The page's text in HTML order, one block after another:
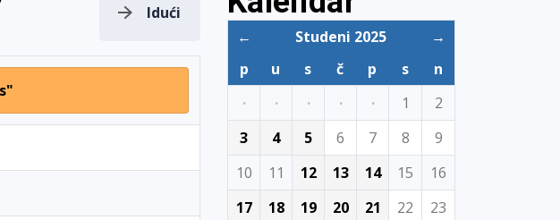
Idući
← Studeni 2025
→
p
u s č p s
n
·
· · · · 1
2
3
4 5 6 7 8
9
10
11 12 13 14 15
16
17
18 19 20 21 22
23